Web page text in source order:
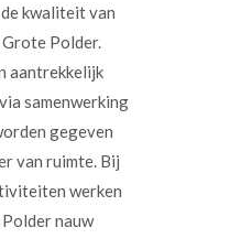
kwaliteit van
Polder.
aantrekkelijk
samenwerking
gegeven
van ruimte. Bij
werken
nauw